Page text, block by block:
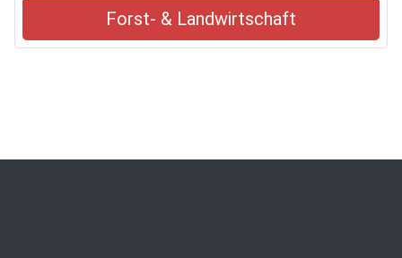
Forst- & Landwirtschaft